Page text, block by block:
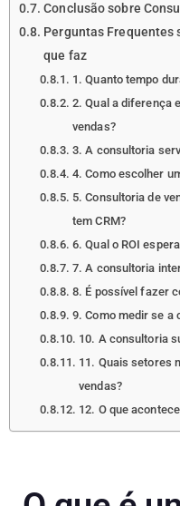
Conclusão sobre
Perguntas Frequentes
que faz
1. Quanto tempo
2. Qual a diferença
vendas?
3. A consultoria
4. Como escolher
5. Consultoria de
tem CRM?
6. Qual o ROI
7. A consultoria
8. É possível fazer
9. Como medir se a
10. A consultoria
11. Quais setores
vendas?
12. O que